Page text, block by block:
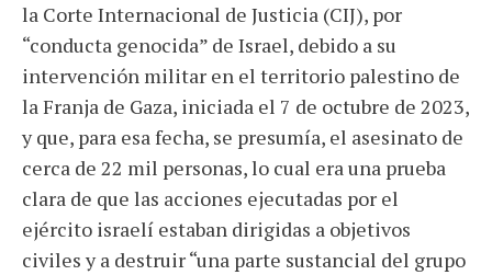
la Corte Internacional de Justicia (CIJ), por
“conducta genocida” de Israel, debido a su
intervención militar en el territorio palestino de
la Franja de Gaza, iniciada el 7 de octubre de 2023,
y que, para esa fecha, se presumía, el asesinato de
cerca de 22 mil personas, lo cual era una prueba
clara de que las acciones ejecutadas por el
ejército israelí estaban dirigidas a objetivos
civiles y a destruir “una parte sustancial del grupo